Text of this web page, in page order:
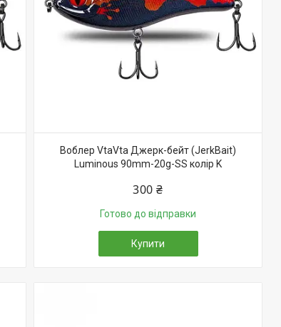
Воблер VtaVta Джерк-бейт (JerkBait)
Luminous 90mm-20g-SS колір K
300 ₴
Готово до відправки
Купити